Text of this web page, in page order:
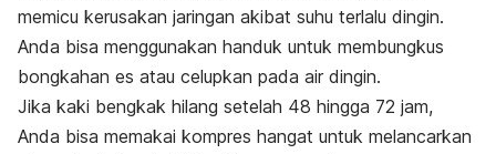
memicu kerusakan jaringan akibat suhu terlalu dingin.
Anda bisa menggunakan handuk untuk membungkus
bongkahan es atau celupkan pada air dingin.
Jika kaki bengkak hilang setelah 48 hingga 72 jam,
Anda bisa memakai kompres hangat untuk melancarkan